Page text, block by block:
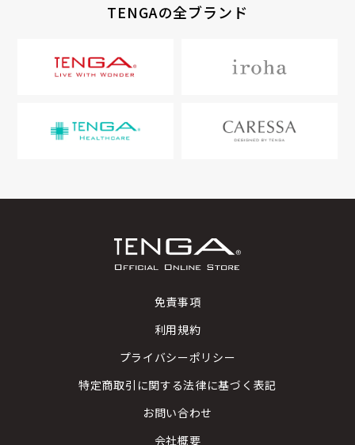
TENGAの全ブランド
免責事項
利用規約
プライバシーポリシー
特定商取引に関する法律に基づく表記
お問い合わせ
会社概要